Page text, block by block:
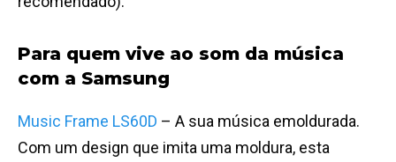
Para quem vive ao som da música
com a Samsung
Music Frame LS60D – A sua música emoldurada.
Com um design que imita uma moldura, esta